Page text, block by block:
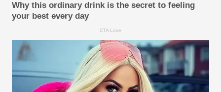
Why this ordinary drink is the secret to feeling
your best every day
CTA Love